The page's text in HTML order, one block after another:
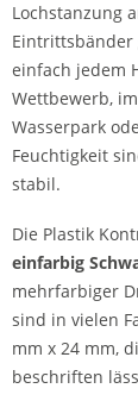
Lochstanzung
Eintrittsbänder
einfach jedem
Wettbewerb,
Wasserpark
Feuchtigkeit
stabil.
Die Plastik
einfarbig
mehrfarbiger
sind in vielen
mm x 24 mm,
beschriften